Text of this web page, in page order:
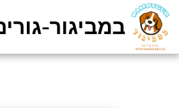
במביגור-גורים